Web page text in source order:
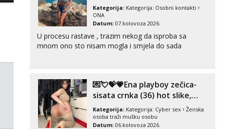
Tel:
tel:0,93€ - mob:1,12€ min
Razgovaram :)
Liliana
Razgovaram :)
064/677-677- Kod: #69
tel:0,93€ - mob:1,12€ min
Kategorija: Kategorija: Osobni kontakti
ONA
Datum: 07.kolovoza 2026.
U procesu rastave , trazim nekog da isproba sa
mnom ono sto nisam mogla i smjela do sada
💌💘💝💗Ena playboy zečica-
sisata crnka (36) hot slike,
videa i c2c💗
Kategorija: Kategorija: Cyber sex
Ženska
osoba traži mušku osobu
Datum: 06.kolovoza 2026.